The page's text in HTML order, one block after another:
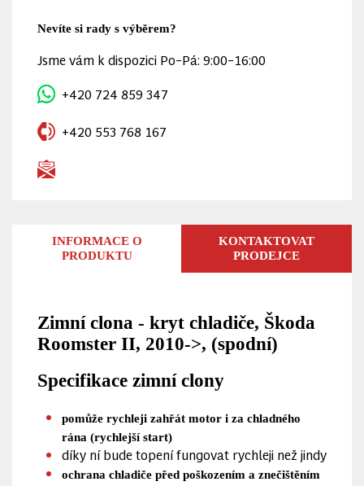
Nevíte si rady s výběrem?
Jsme vám k dispozici Po–Pá: 9:00–16:00
+420 724 859 347
+420 553 768 167
INFORMACE O
PRODUKTU
KONTAKTOVAT
PRODEJCE
Zimní clona - kryt chladiče, Škoda
Roomster II, 2010->, (spodní)
Specifikace zimní clony
pomůže rychleji zahřát motor i za chladného
rána (rychlejší start)
díky ní bude topení fungovat rychleji než jindy
ochrana chladiče před poškozením a znečištěním